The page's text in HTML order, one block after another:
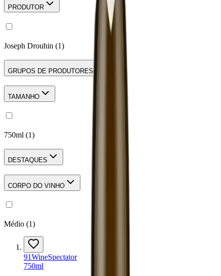
PRODUTOR
Joseph Drouhin (1)
GRUPOS DE PRODUTORES
TAMANHO
750ml (1)
DESTAQUES
CORPO DO VINHO
Médio (1)
91WineSpectator
750ml